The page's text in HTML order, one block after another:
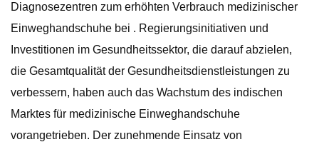
Diagnosezentren zum erhöhten Verbrauch medizinischer
Einweghandschuhe bei . Regierungsinitiativen und
Investitionen im Gesundheitssektor, die darauf abzielen,
die Gesamtqualität der Gesundheitsdienstleistungen zu
verbessern, haben auch das Wachstum des indischen
Marktes für medizinische Einweghandschuhe
vorangetrieben. Der zunehmende Einsatz von